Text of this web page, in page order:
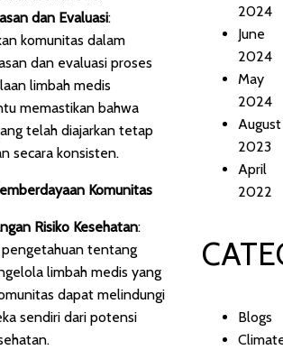
dan Evaluasi:
komunitas dalam
dan evaluasi proses
limbah medis
memastikan bahwa
telah diajarkan tetap
secara konsisten.
Komunitas
Risiko Kesehatan:
tentang
limbah medis yang
dapat melindungi
sendiri dari potensi
2024
June
2024
May
2024
August
2023
April
2022
Blogs